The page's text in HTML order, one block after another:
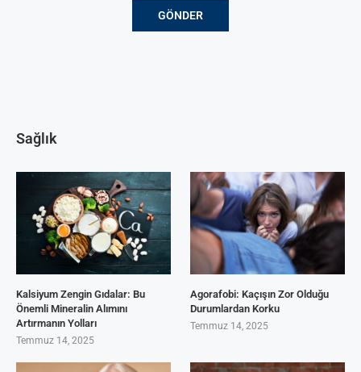
Sağlık
Kalsiyum Zengin Gıdalar: Bu
Önemli Mineralin Alımını
Artırmanın Yolları
Temmuz 14, 2025
Agorafobi: Kaçışın Zor Olduğu
Durumlardan Korku
Temmuz 14, 2025